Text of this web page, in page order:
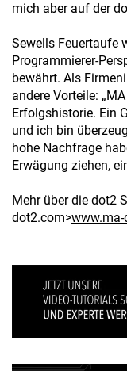
mich aber auf der
Sewells Feuertaufe
Programmierer-
bewährt. Als
andere Vorteile:
Erfolgshistorie. Ein
und ich bin
hohe Nachfrage
Erwägung ziehen,
Mehr über die dot2
dot2.com>